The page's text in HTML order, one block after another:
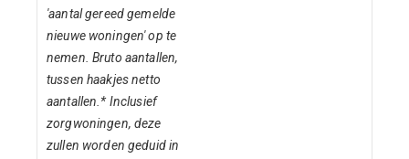
'aantal gereed gemelde
nieuwe woningen' op te
nemen. Bruto aantallen,
tussen haakjes netto
aantallen.* Inclusief
zorgwoningen, deze
zullen worden geduid in